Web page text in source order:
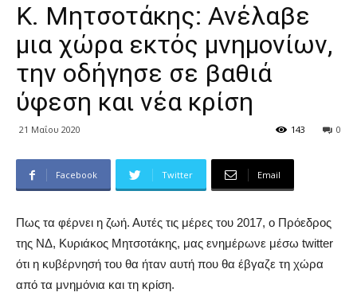
Κ. Μητσοτάκης: Ανέλαβε
μια χώρα εκτός μνημονίων,
την οδήγησε σε βαθιά
ύφεση και νέα κρίση
21 Μαΐου 2020 0
143
Facebook Twitter Email
Πως τα φέρνει η ζωή. Αυτές τις μέρες του 2017, ο Πρόεδρος
της ΝΔ, Κυριάκος Μητσοτάκης, μας ενημέρωνε μέσω twitter
ότι η κυβέρνησή του θα ήταν αυτή που θα έβγαζε τη χώρα
από τα μνημόνια και τη κρίση.